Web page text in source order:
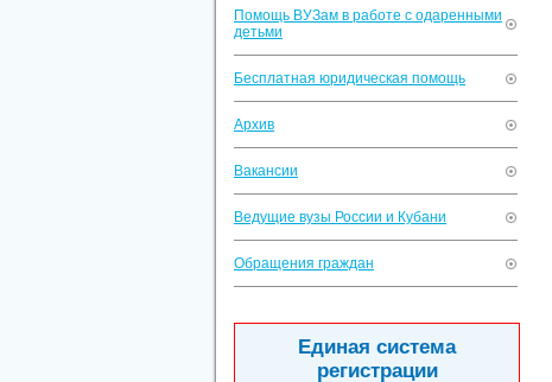
Помощь ВУЗам в работе с одаренными
детьми
Бесплатная юридическая помощь
Архив
Вакансии
Ведущие вузы России и Кубани
Обращения граждан
Единая система
регистрации